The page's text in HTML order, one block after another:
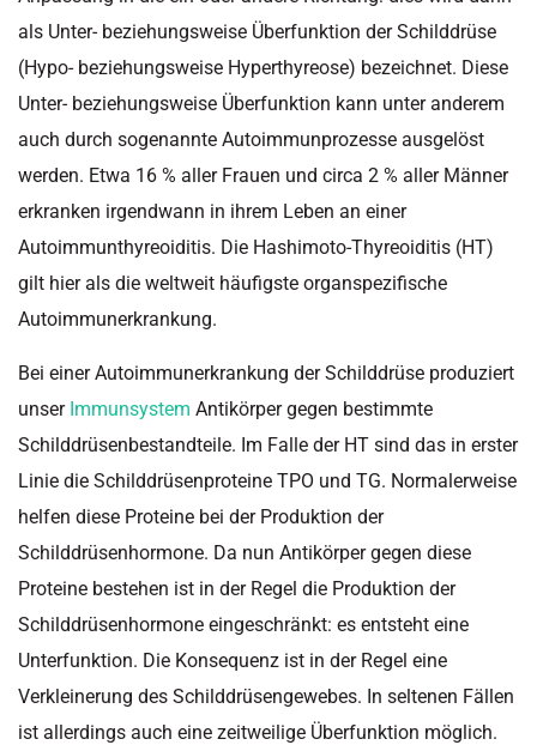
als Unter- beziehungsweise Überfunktion der Schilddrüse
(Hypo- beziehungsweise Hyperthyreose) bezeichnet. Diese
Unter- beziehungsweise Überfunktion kann unter anderem
auch durch sogenannte Autoimmunprozesse ausgelöst
werden. Etwa 16 % aller Frauen und circa 2 % aller Männer
erkranken irgendwann in ihrem Leben an einer
Autoimmunthyreoiditis. Die Hashimoto-Thyreoiditis (HT)
gilt hier als die weltweit häufigste organspezifische
Autoimmunerkrankung.
Bei einer Autoimmunerkrankung der Schilddrüse produziert
unser Immunsystem Antikörper gegen bestimmte
Schilddrüsenbestandteile. Im Falle der HT sind das in erster
Linie die Schilddrüsenproteine TPO und TG. Normalerweise
helfen diese Proteine bei der Produktion der
Schilddrüsenhormone. Da nun Antikörper gegen diese
Proteine bestehen ist in der Regel die Produktion der
Schilddrüsenhormone eingeschränkt: es entsteht eine
Unterfunktion. Die Konsequenz ist in der Regel eine
Verkleinerung des Schilddrüsengewebes. In seltenen Fällen
ist allerdings auch eine zeitweilige Überfunktion möglich.